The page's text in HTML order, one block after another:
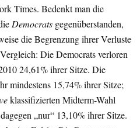
Times. Bedenkt man die
Democrats gegenüberstanden,
die Begrenzung ihrer Verluste
Die Democrats verloren
24,61% ihrer Sitze. Die
mindestens 15,74% ihrer Sitze;
klassifizierten Midterm-Wahl
dagegen „nur“ 13,10% ihrer Sitze.